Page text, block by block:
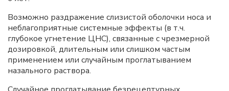
Возможно раздражение слизистой оболочки носа и
неблагоприятные системные эффекты (в т.ч.
глубокое угнетение ЦНС), связанные с чрезмерной
дозировкой, длительным или слишком частым
применением или случайным проглатыванием
назального раствора.